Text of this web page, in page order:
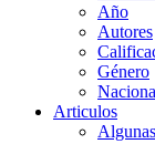
Año
Autores
Género
Articulos